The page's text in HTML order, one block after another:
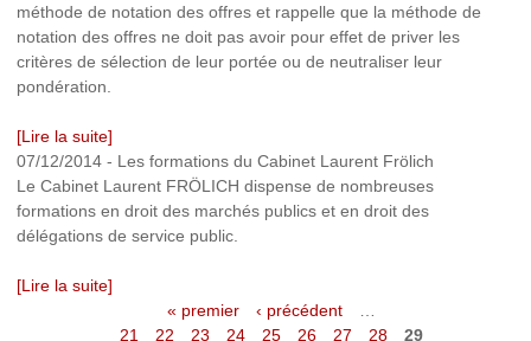
méthode de notation des offres et rappelle que la méthode de
notation des offres ne doit pas avoir pour effet de priver les
critères de sélection de leur portée ou de neutraliser leur
pondération.
[Lire la suite]
07/12/2014 - Les formations du Cabinet Laurent Frölich
Le Cabinet Laurent FRÖLICH dispense de nombreuses
formations en droit des marchés publics et en droit des
délégations de service public.
[Lire la suite]
« premier ‹ précédent
21
22 23 24 25 26 27 28 29